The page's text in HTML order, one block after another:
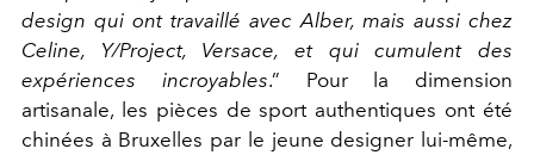
design qui ont travaillé avec Alber, mais aussi chez
Celine, Y/Project, Versace, et qui cumulent des
expériences incroyables.” Pour la dimension
artisanale, les pièces de sport authentiques ont été
chinées à Bruxelles par le jeune designer lui-même,